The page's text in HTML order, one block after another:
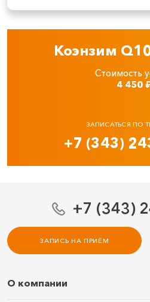
Коэнзим
Стоимость
4 450
ЗАПИСАТЬСЯ ПО
+7 (343)
+7 (343)
ЗАПИСЬ НА ПРИЁМ
О компании